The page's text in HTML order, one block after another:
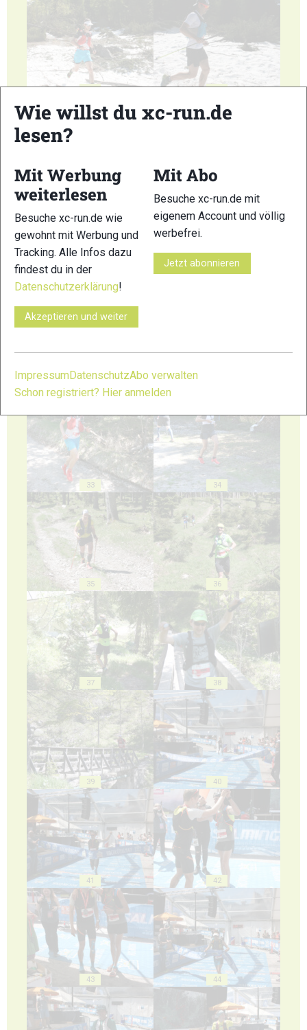
25 26
29
33 34
35 36
37 38
39 40
41 42
43 44
Wie willst du xc-run.de
lesen?
Mit Werbung
weiterlesen
Besuche xc-run.de wie
gewohnt mit Werbung und
Tracking. Alle Infos dazu
findest du in der
Datenschutzerklärung!
Akzeptieren und weiter
Mit Abo
Besuche xc-run.de mit
eigenem Account und völlig
werbefrei.
Jetzt abonnieren
ImpressumDatenschutzAbo verwalten
Schon registriert? Hier anmelden